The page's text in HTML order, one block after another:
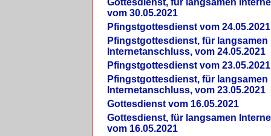
Gottesdienst, für langsamen
vom 30.05.2021
Pfingstgottesdienst vom 24.05.2021
Pfingstgottesdienst, für langsamen
Internetanschluss, vom 24.05.2021
Pfingstgottesdienst vom 23.05.2021
Pfingstgottesdienst, für langsamen
Internetanschluss, vom 23.05.2021
Gottesdienst vom 16.05.2021
Gottesdienst, für langsamen
vom 16.05.2021